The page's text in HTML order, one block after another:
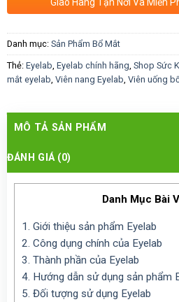
Danh mục: Sản Phẩm Bổ Mắt
Thẻ: Eyelab Eyelab chính hãng Shop Sức
mắt eyelab Viên nang Eyelab Viên uống
MÔ TẢ SẢN PHẨM
ĐÁNH GIÁ (0)
Danh Mục Bài
1. Giới thiệu sản phẩm Eyelab
2. Công dụng chính của Eyelab
3. Thành phần của Eyelab
4. Hướng dẫn sử dụng sản phẩm
5. Đối tượng sử dụng Eyelab